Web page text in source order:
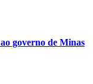
governo de Minas